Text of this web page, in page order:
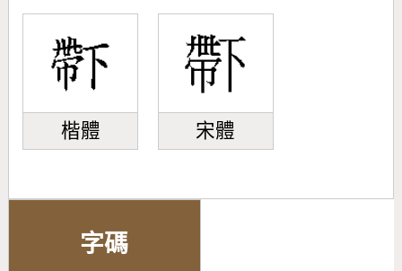
楷體 宋體
字碼